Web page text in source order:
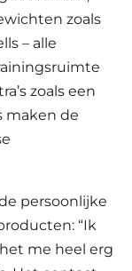
zoals
– alle
zoals een
maken de
persoonlijke
“Ik
me heel erg